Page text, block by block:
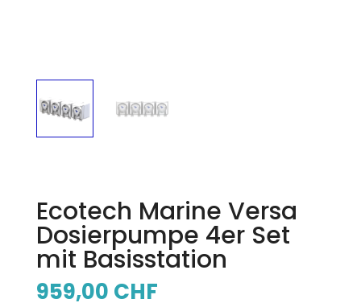
Ecotech Marine Versa
Dosierpumpe 4er Set
mit Basisstation
959,00 CHF